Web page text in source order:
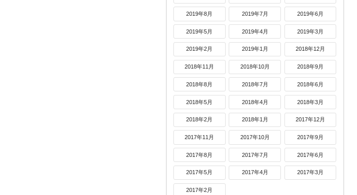
2019年8月 2019年7月 2019年6月
2019年5月 2019年4月 2019年3月
2019年2月 2019年1月 2018年12月
2018年11月 2018年10月 2018年9月
2018年8月 2018年7月 2018年6月
2018年5月 2018年4月 2018年3月
2018年2月 2018年1月 2017年12月
2017年11月 2017年10月 2017年9月
2017年8月 2017年7月 2017年6月
2017年5月 2017年4月 2017年3月
2017年2月